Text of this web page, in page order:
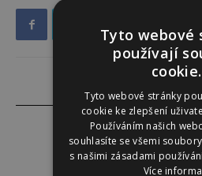
Tyto webové
používají
cookie.
Tyto webové stránky
cookie ke zlepšení
Používáním našich
souhlasíte se všemi
s našimi zásadami
Více